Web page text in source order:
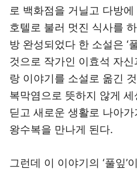
로 백화점을 거닐고 다방
호텔로 불러 멋진 식사를
방 완성되었다 한 소설은 ‘
것으로 작가인 이효석 자
랑 이야기를 소설로 옮긴
복막염으로 뜻하지 않게
딛고 새로운 생활로 나아
왕수복을 만나게 된다.
그런데 이 이야기의 ‘풀잎’